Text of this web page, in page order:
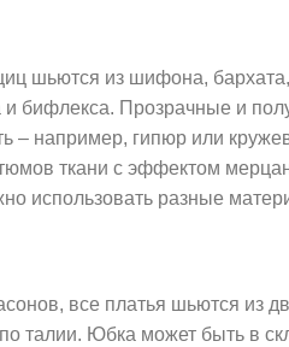
шьются из шифона,
и бифлекса. Прозрачные и
– например, гипюр или
ткани с эффектом
использовать разные
все платья шьются из
талии. Юбка может быть в